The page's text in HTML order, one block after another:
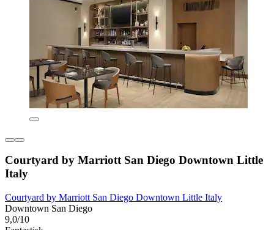
Courtyard by Marriott San Diego Downtown Little
Italy
Courtyard by Marriott San Diego Downtown Little Italy
Downtown San Diego
9,0/10